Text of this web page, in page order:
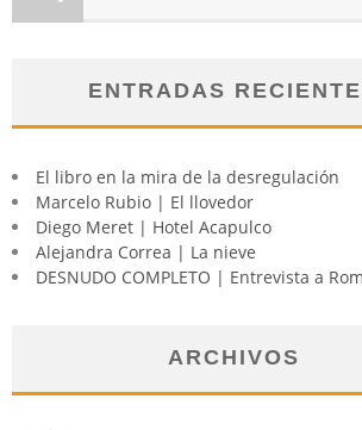
ENTRADAS
El libro en la mira de la desregulación
Marcelo Rubio | El llovedor
Diego Meret | Hotel Acapulco
Alejandra Correa | La nieve
DESNUDO COMPLETO | Entrevista a
ARCHIVOS